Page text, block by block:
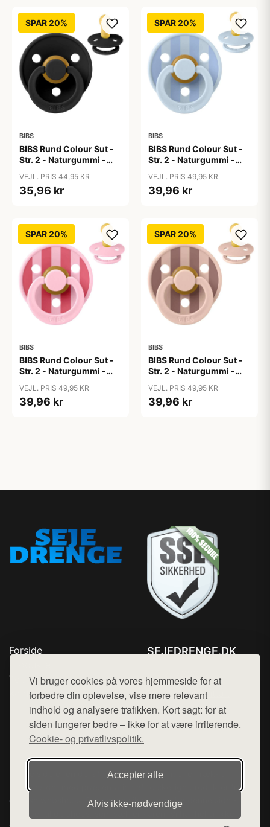
Vi bruger cookies på vores hjemmeside for at
forbedre din oplevelse, vise mere relevant
indhold og analysere trafikken. Kort sagt: for at
siden fungerer bedre – ikke for at være irriterende.
Cookie- og privatlivspolitik.
Accepter alle
Afvis ikke‑nødvendige
SPAR 20%
BIBS
BIBS Rund Colour Sut -
Str. 2 - Naturgummi -
VEJL. PRIS 44,95 KR
35,96 kr
SPAR 20%
BIBS
BIBS Rund Colour Sut -
Str. 2 - Naturgummi -
Blue/Dusty Blue
VEJL. PRIS 49,95 KR
39,96 kr
SPAR 20%
BIBS
BIBS Rund Colour Sut -
Str. 2 - Naturgummi -
Pink/Coral
VEJL. PRIS 49,95 KR
39,96 kr
SPAR 20%
BIBS
BIBS Rund Colour Sut -
Str. 2 - Naturgummi -
Blush/Woodchuck
VEJL. PRIS 49,95 KR
39,96 kr
Forside
Top Rabatter
Kontakt
SEJEDRENGE.DK
Mail: hej@want.dk
Cookie- og privatlivspolitik
Denne side er en del af want.dk, der udgiver en række
hjemmesider med præsentation af forskellige produkter fra
diverse webshops. Der sælges ikke varer fra denne side - vi
henviser til de shops, som sælger varen. Vi har heller ikke